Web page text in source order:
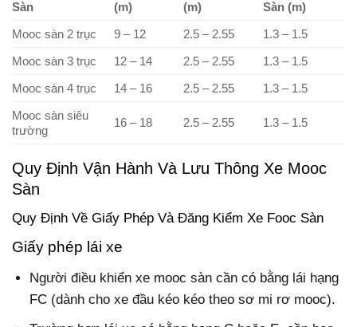
Sàn
(m)
(m)
Sàn (m)
Mooc sàn 2 trục
9 – 12 2.5 – 2.55
1.3 – 1.5
Mooc sàn 3 trục
12 – 14 2.5 – 2.55
1.3 – 1.5
Mooc sàn 4 trục
14 – 16 2.5 – 2.55
1.3 – 1.5
Mooc sàn siêu
trường
16 – 18 2.5 – 2.55 1.3 – 1.5
Quy Định Vận Hành Và Lưu Thông Xe Mooc
Sàn
Quy Định Về Giấy Phép Và Đăng Kiểm Xe Fooc Sàn
Giấy phép lái xe
Người điều khiển xe mooc sàn cần có bằng lái hạng
FC (dành cho xe đầu kéo kéo theo sơ mi rơ mooc).